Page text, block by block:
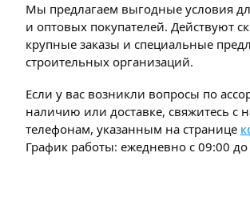
Мы предлагаем выгодные условия
и оптовых покупателей. Действуют
крупные заказы и специальные
строительных организаций.
Если у вас возникли вопросы по
наличию или доставке, свяжитесь с
телефонам, указанным на странице
График работы: ежедневно с 09:00